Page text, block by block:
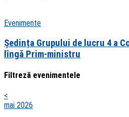
Evenimente
Ședința Grupului de lucru 4 a
lîngă Prim-ministru
Filtreză evenimentele
<
mai 2026